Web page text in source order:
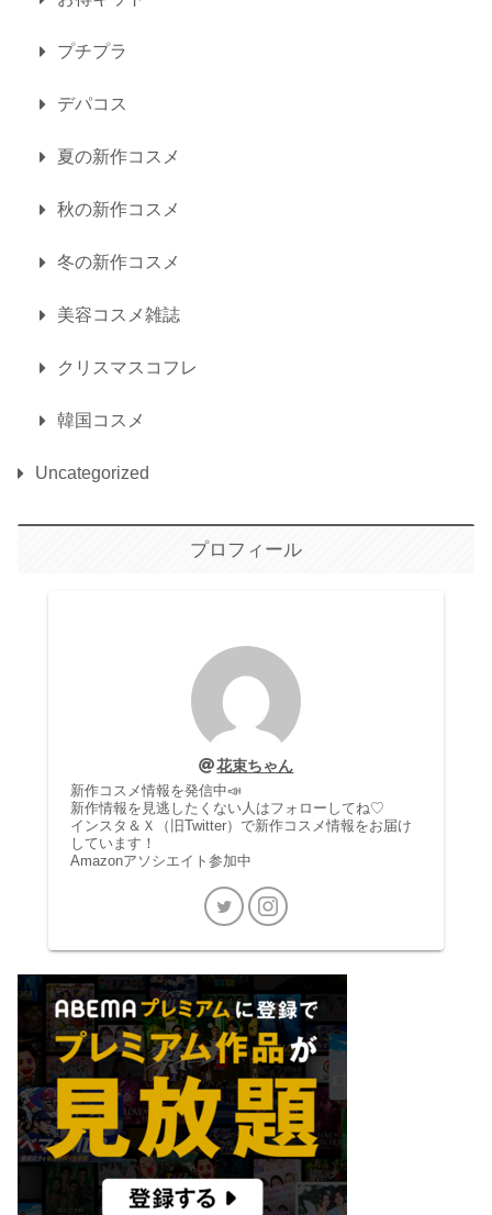
プチプラ
デパコス
夏の新作コスメ
秋の新作コスメ
冬の新作コスメ
美容コスメ雑誌
クリスマスコフレ
韓国コスメ
Uncategorized
プロフィール
花束ちゃん
新作コスメ情報を発信中📣
新作情報を見逃したくない人はフォローしてね♡
インスタ＆Ｘ（旧Twitter）で新作コスメ情報をお届け
しています！
Amazonアソシエイト参加中